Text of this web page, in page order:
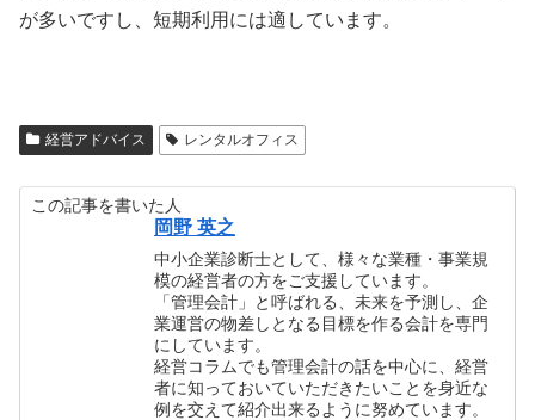
が多いですし、短期利用には適しています。
経営アドバイス レンタルオフィス
この記事を書いた人
岡野 英之
中小企業診断士として、様々な業種・事業規
模の経営者の方をご支援しています。
「管理会計」と呼ばれる、未来を予測し、企
業運営の物差しとなる目標を作る会計を専門
にしています。
経営コラムでも管理会計の話を中心に、経営
者に知っておいていただきたいことを身近な
例を交えて紹介出来るように努めています。